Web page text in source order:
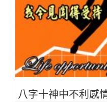
八字十神中不利感